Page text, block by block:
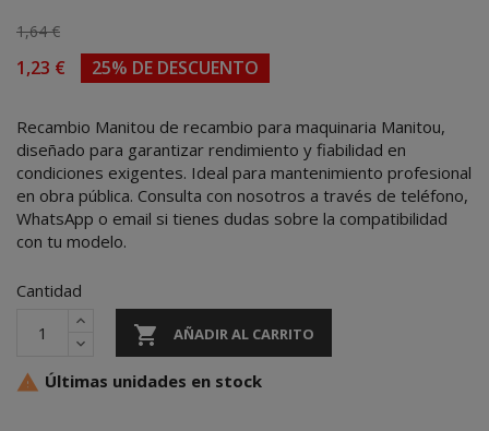
1,64 €
1,23 € 25% DE DESCUENTO
Recambio Manitou de recambio para maquinaria Manitou,
diseñado para garantizar rendimiento y fiabilidad en
condiciones exigentes. Ideal para mantenimiento profesional
en obra pública. Consulta con nosotros a través de teléfono,
WhatsApp o email si tienes dudas sobre la compatibilidad
con tu modelo.
Cantidad
 AÑADIR AL CARRITO
 Últimas unidades en stock